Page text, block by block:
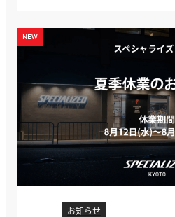
お知らせ